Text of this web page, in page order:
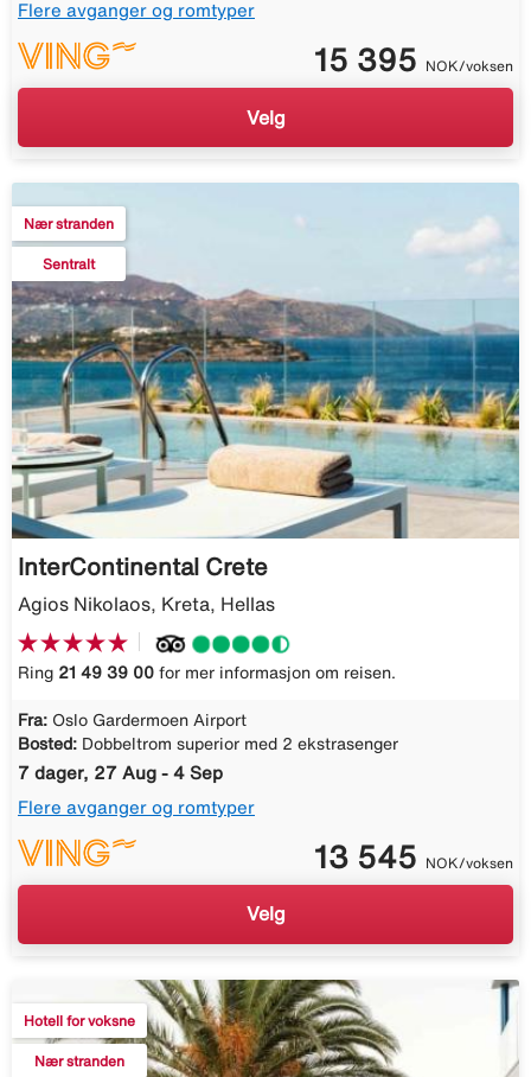
Flere avganger og romtyper
15 395 NOK/voksen
Velg
Nær stranden
Sentralt
InterContinental Crete
Agios Nikolaos, Kreta, Hellas
Ring 21 49 39 00 for mer informasjon om reisen.
Fra: Oslo Gardermoen Airport
Bosted: Dobbeltrom superior med 2 ekstrasenger
7 dager, 27 Aug - 4 Sep
Flere avganger og romtyper
13 545 NOK/voksen
Velg
Hotell for voksne
Nær stranden